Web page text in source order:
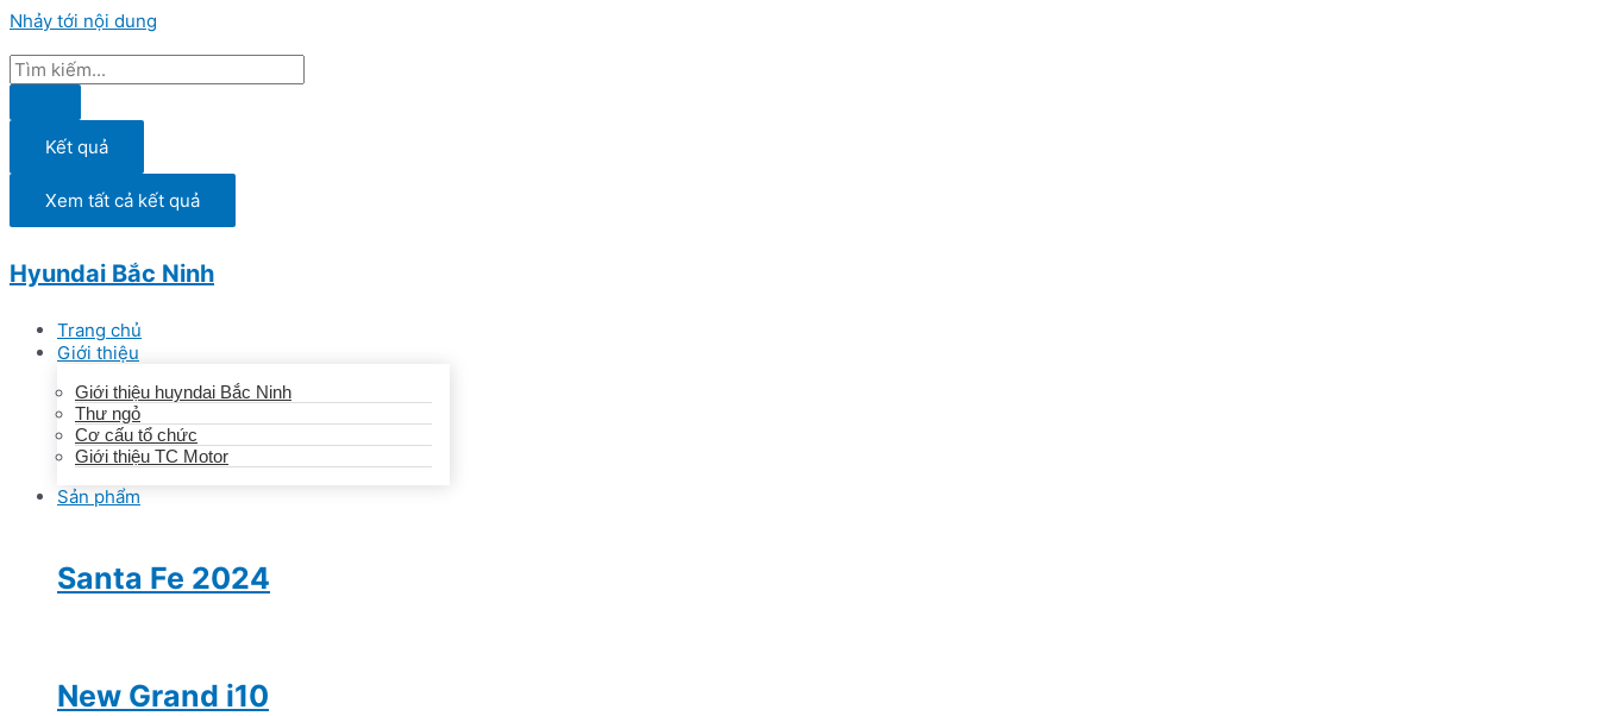
Nhảy tới nội dung
Kết quả
Xem tất cả kết quả
Hyundai Bắc Ninh
Trang chủ
Giới thiệu
Giới thiệu huyndai Bắc Ninh
Thư ngỏ
Cơ cấu tổ chức
Giới thiệu TC Motor
Sản phẩm
Santa Fe 2024
New Grand i10